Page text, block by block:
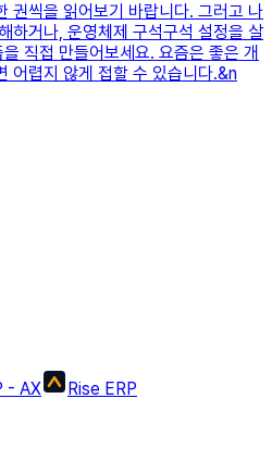
권씩을 읽어보기 바랍니다. 그러고 나
하거나, 운영체제 구석구석 설정을 살
직접 만들어보세요. 요즘은 좋은 개
어렵지 않게 접할 수 있습니다.&n
- AX Rise ERP